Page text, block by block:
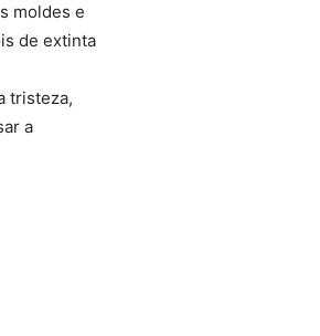
moldes e
de extinta
tristeza,
a